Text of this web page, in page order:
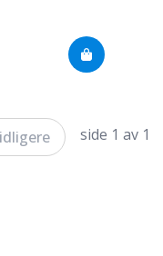
side 1 av 1